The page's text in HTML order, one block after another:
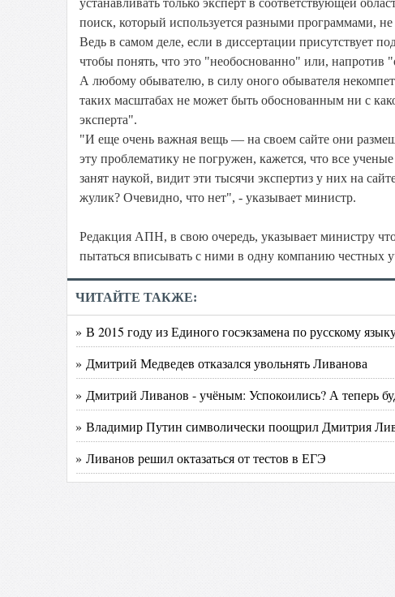
устанавливать только эксперт в соответствующей
поиск, который используется разными программами, не
Ведь в самом деле, если в диссертации присутствует
чтобы понять, что это "необоснованно" или, напротив
А любому обывателю, в силу оного обывателя
таких масштабах не может быть обоснованным ни с
эксперта".
"И еще очень важная вещь — на своем сайте они
эту проблематику не погружен, кажется, что все
занят наукой, видит эти тысячи экспертиз у них на
жулик? Очевидно, что нет", - указывает министр.
Редакция АПН, в свою очередь, указывает министру
пытаться вписывать с ними в одну компанию честных
ЧИТАЙТЕ ТАКЖЕ:
» В 2015 году из Единого госэкзамена по русскому
» Дмитрий Медведев отказался увольнять Ливанова
» Дмитрий Ливанов - учёным: Успокоились? А теперь
» Владимир Путин символически поощрил Дмитрия
» Ливанов решил октазаться от тестов в ЕГЭ